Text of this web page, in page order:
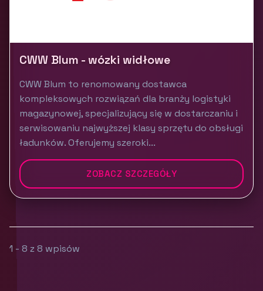
CWW Blum - wózki widłowe
CWW Blum to renomowany dostawca
kompleksowych rozwiązań dla branży logistyki
magazynowej, specjalizujący się w dostarczaniu i
serwisowaniu najwyższej klasy sprzętu do obsługi
ładunków. Oferujemy szeroki...
ZOBACZ SZCZEGÓŁY
1 - 8 z 8 wpisów